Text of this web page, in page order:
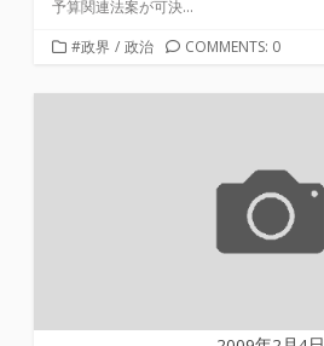
予算関連法案が可決...
カ
ゴ
#政界 / 政治 COMMENTS: 0